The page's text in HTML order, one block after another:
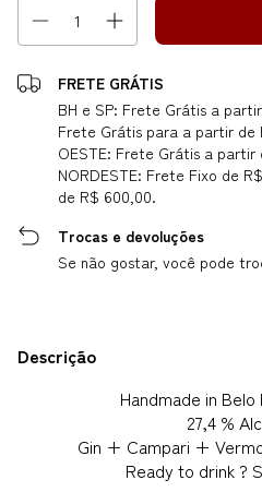
FRETE GRÁTIS
BH e SP: Frete Grátis a
Frete Grátis para a partir de
OESTE: Frete Grátis a partir
NORDESTE: Frete Fixo de
de R$ 600,00.
Trocas e devoluções
Se não gostar, você pode
Descrição
Handmade in
27,4 %
Gin + Campari +
Ready to drink ?